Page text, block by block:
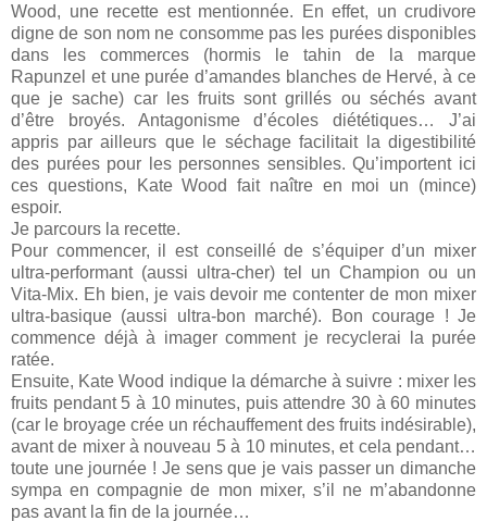
Wood, une recette est mentionnée. En effet, un crudivore
digne de son nom ne consomme pas les purées disponibles
dans les commerces (hormis le tahin de la marque
Rapunzel et une purée d’amandes blanches de Hervé, à ce
que je sache) car les fruits sont grillés ou séchés avant
d’être broyés. Antagonisme d’écoles diététiques… J’ai
appris par ailleurs que le séchage facilitait la digestibilité
des purées pour les personnes sensibles. Qu’importent ici
ces questions, Kate Wood fait naître en moi un (mince)
espoir.
Je parcours la recette.
Pour commencer, il est conseillé de s’équiper d’un mixer
ultra-performant (aussi ultra-cher) tel un Champion ou un
Vita-Mix. Eh bien, je vais devoir me contenter de mon mixer
ultra-basique (aussi ultra-bon marché). Bon courage ! Je
commence déjà à imager comment je recyclerai la purée
ratée.
Ensuite, Kate Wood indique la démarche à suivre : mixer les
fruits pendant 5 à 10 minutes, puis attendre 30 à 60 minutes
(car le broyage crée un réchauffement des fruits indésirable),
avant de mixer à nouveau 5 à 10 minutes, et cela pendant…
toute une journée ! Je sens que je vais passer un dimanche
sympa en compagnie de mon mixer, s’il ne m’abandonne
pas avant la fin de la journée…